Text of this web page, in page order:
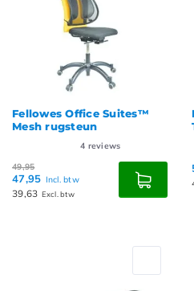
Fellowes Office Suites™
Mesh rugsteun
4 reviews
49,95
47,95 Incl. btw
39,63 Excl. btw